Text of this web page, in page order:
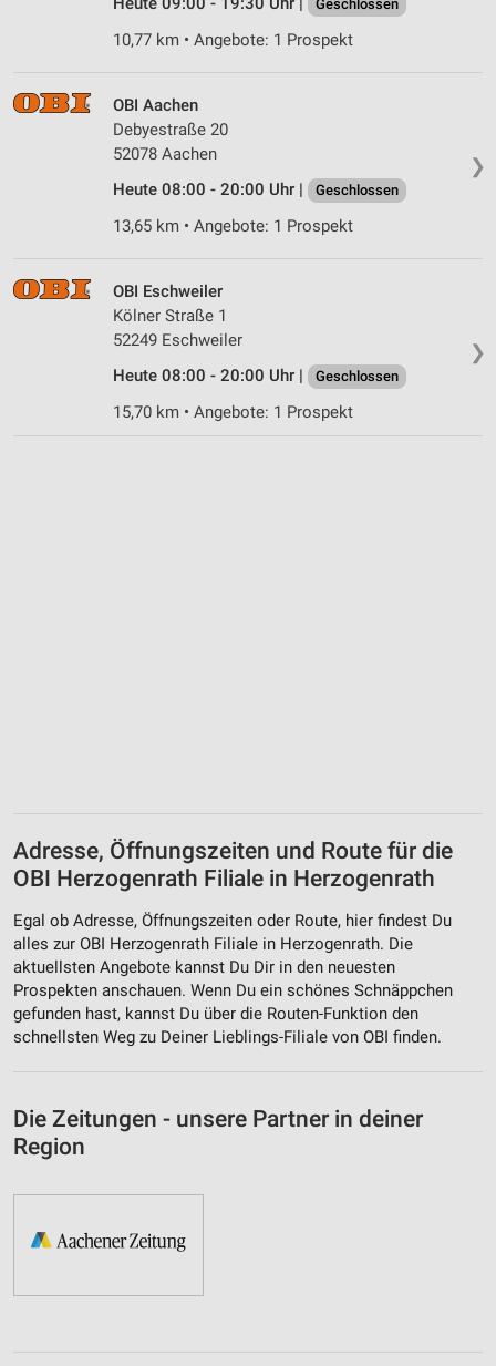
Geschlossen
10,77 km • Angebote: 1 Prospekt
❯
OBI Aachen
Debyestraße 20
52078 Aachen
Heute 08:00 - 20:00 Uhr |
Geschlossen
13,65 km • Angebote: 1 Prospekt
❯
OBI Eschweiler
Kölner Straße 1
52249 Eschweiler
Heute 08:00 - 20:00 Uhr |
Geschlossen
15,70 km • Angebote: 1 Prospekt
Adresse, Öffnungszeiten und Route für die
OBI Herzogenrath Filiale in Herzogenrath
Egal ob Adresse, Öffnungszeiten oder Route, hier findest Du
alles zur OBI Herzogenrath Filiale in Herzogenrath. Die
aktuellsten Angebote kannst Du Dir in den neuesten
Prospekten anschauen. Wenn Du ein schönes Schnäppchen
gefunden hast, kannst Du über die Routen-Funktion den
schnellsten Weg zu Deiner Lieblings-Filiale von OBI finden.
Die Zeitungen - unsere Partner in deiner
Region
Geräte anhand von aktiv angeforderten
Nicht-IAB-Verarbeitungszwecke: